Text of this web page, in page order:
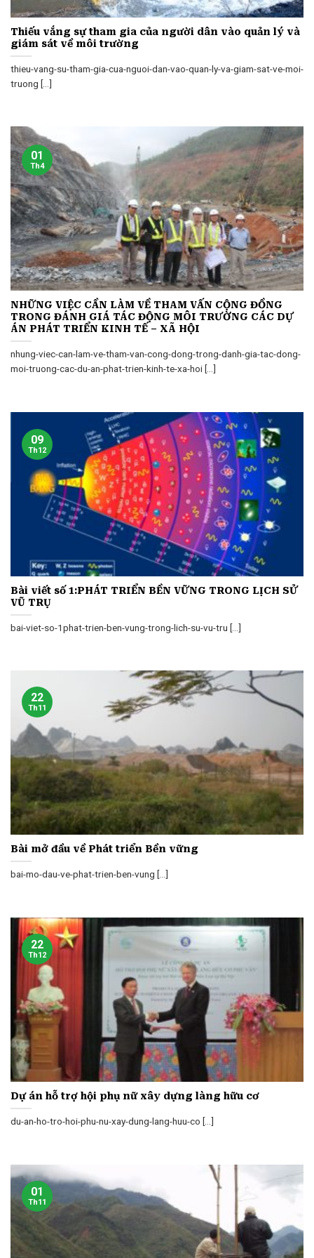
Thiếu vắng sự tham gia của người dân vào quản lý và
giám sát về môi trường
thieu-vang-su-tham-gia-cua-nguoi-dan-vao-quan-ly-va-giam-sat-ve-moi-
truong [...]
NHỮNG VIỆC CẦN LÀM VỀ THAM VẤN CỘNG ĐỒNG
TRONG ĐÁNH GIÁ TÁC ĐỘNG MÔI TRƯỜNG CÁC DỰ
ÁN PHÁT TRIỂN KINH TẾ – XÃ HỘI
nhung-viec-can-lam-ve-tham-van-cong-dong-trong-danh-gia-tac-dong-
moi-truong-cac-du-an-phat-trien-kinh-te-xa-hoi [...]
01
Th4
Bài viết số 1:PHÁT TRIỂN BỀN VỮNG TRONG LỊCH SỬ
VŨ TRỤ
bai-viet-so-1phat-trien-ben-vung-trong-lich-su-vu-tru [...]
09
Th12
Bài mở đầu về Phát triển Bền vững
bai-mo-dau-ve-phat-trien-ben-vung [...]
22
Th11
Dự án hỗ trợ hội phụ nữ xây dựng làng hữu cơ
du-an-ho-tro-hoi-phu-nu-xay-dung-lang-huu-co [...]
22
Th12
01
Th11